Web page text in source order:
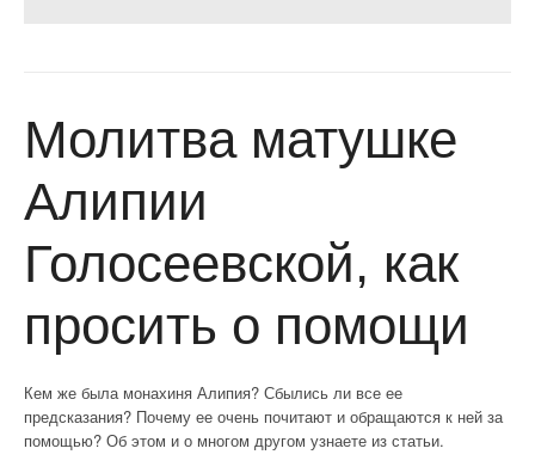
Молитва матушке
Алипии
Голосеевской, как
просить о помощи
Кем же была монахиня Алипия? Сбылись ли все ее
предсказания? Почему ее очень почитают и обращаются к ней за
помощью? Об этом и о многом другом узнаете из статьи.